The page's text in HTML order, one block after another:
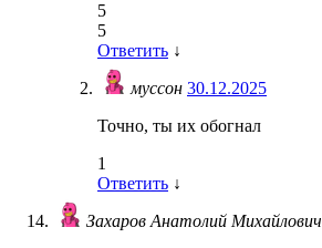
5
5
Ответить ↓
муссон 30.12.2025
Точно, ты их обогнал
1
Ответить ↓
Захаров Анатолий Михайлович